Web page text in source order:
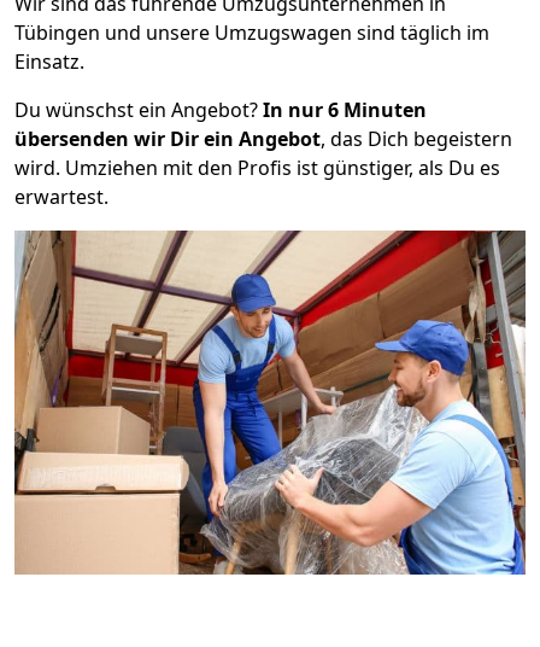
Tübingen und unsere Umzugswagen sind täglich im
Einsatz.
Du wünschst ein Angebot?In nur 6 Minuten
übersenden wir Dir ein Angebot, das Dich begeistern
wird. Umziehen mit den Profis ist günstiger, als Du es
erwartest.